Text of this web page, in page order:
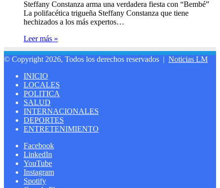
Steffany Constanza arma una verdadera fiesta con “Bembé”
La polifacética trigueña Steffany Constanza que tiene
hechizados a los más expertos…
Leer más »
© Copyright 2026, Todos los derechos reservados | Noticias LM
INICIO
LOCALES
POLITICA
SALUD
INTERNACIONALES
DEPORTES
ENTRETENIMIENTO
Facebook
LinkedIn
YouTube
Instagram
Spotify